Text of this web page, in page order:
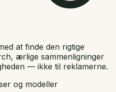
at finde den rigtige
ærlige sammenligninger
— ikke til reklamerne.
og modeller